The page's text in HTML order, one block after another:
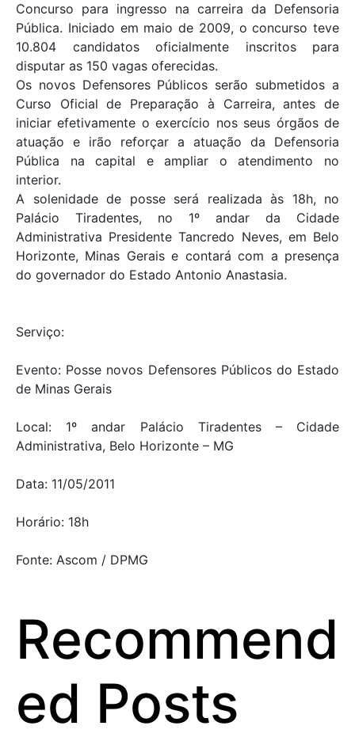
Concurso para ingresso na carreira da Defensoria
Pública. Iniciado em maio de 2009, o concurso teve
10.804 candidatos oficialmente inscritos para
disputar as 150 vagas oferecidas.
Os novos Defensores Públicos serão submetidos a
Curso Oficial de Preparação à Carreira, antes de
iniciar efetivamente o exercício nos seus órgãos de
atuação e irão reforçar a atuação da Defensoria
Pública na capital e ampliar o atendimento no
interior.
A solenidade de posse será realizada às 18h, no
Palácio Tiradentes, no 1º andar da Cidade
Administrativa Presidente Tancredo Neves, em Belo
Horizonte, Minas Gerais e contará com a presença
do governador do Estado Antonio Anastasia.
Serviço:
Evento: Posse novos Defensores Públicos do Estado
de Minas Gerais
Local: 1º andar Palácio Tiradentes – Cidade
Administrativa, Belo Horizonte – MG
Data: 11/05/2011
Horário: 18h
Fonte: Ascom / DPMG
Recommend
ed Posts